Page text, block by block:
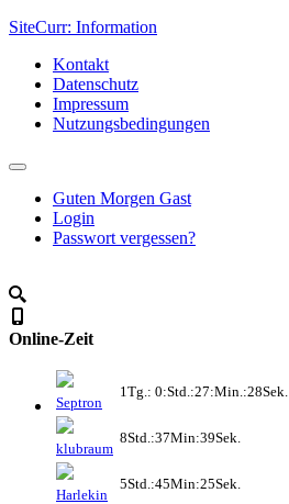
SiteCurr: Information
Kontakt
Datenschutz
Impressum
Nutzungsbedingungen
Guten Morgen Gast
Login
Passwort vergessen?
Online-Zeit
Septron
1Tg.: 0:Std.:27:Min.:28Sek.
klubraum
8Std.:37Min:39Sek.
Harlekin
5Std.:45Min:25Sek.